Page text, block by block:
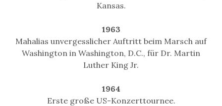
Kansas.
1963
Mahalias unvergesslicher Auftritt beim Marsch auf
Washington in Washington, D.C., für Dr. Martin
Luther King Jr.
1964
Erste große US-Konzerttournee.